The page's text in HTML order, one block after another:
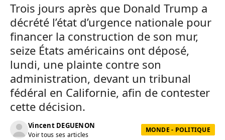
Trois jours après que Donald Trump a
décrété l’état d’urgence nationale pour
financer la construction de son mur,
seize États américains ont déposé,
lundi, une plainte contre son
administration, devant un tribunal
fédéral en Californie, afin de contester
cette décision.
Vincent DEGUENON
Voir tous ses articles
MONDE - POLITIQUE